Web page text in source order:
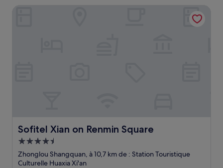
de
31 €
Sofitel Xian on Renmin Square
Sofitel Xian on Renmin Square
Hébergement
4.5 étoiles
Zhonglou Shangquan, à 10,7 km de : Station Touristique
Culturelle Huaxia Xi'an